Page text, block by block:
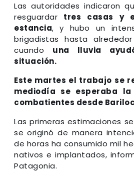
Las autoridades indicaron
resguardar tres casas y
estancia, y hubo un
brigadistas hasta
cuando una lluvia
situación.
Este martes el trabajo se
mediodía se esperaba
combatientes desde
Las primeras estimaciones
se originó de manera
de horas ha consumido mil
nativos e implantados,
Patagonia.